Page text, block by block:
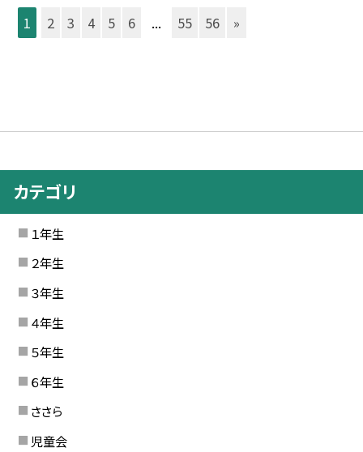
1 2 3 4 5 6 ... 55 56 »
カテゴリ
１年生
２年生
３年生
４年生
５年生
６年生
ささら
児童会